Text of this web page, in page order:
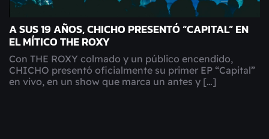
A SUS 19 AÑOS, CHICHO PRESENTÓ “CAPITAL” EN
EL MÍTICO THE ROXY
Con THE ROXY colmado y un público encendido,
CHICHO presentó oficialmente su primer EP “Capital”
en vivo, en un show que marca un antes y […]